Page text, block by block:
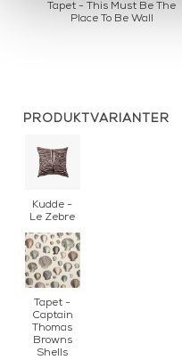
Tapet - This Must Be The
Place To Be Wall
PRODUKTVARIANTER
Kudde -
Le Zebre
Tapet -
Captain
Thomas
Browns
Shells